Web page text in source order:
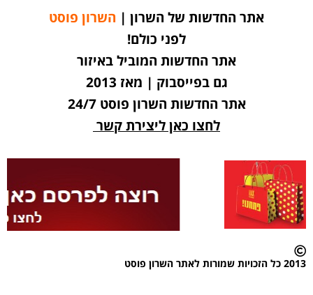
אתר החדשות של השרון | השרון פוסט
לפני כולם!
אתר החדשות המוביל באיזור
גם בפייסבוק | מאז 2013
אתר החדשות השרון פוסט 24/7
לחצו כאן ליצירת קשר
2013 כל הזכויות שמורות לאתר השרון פוסט